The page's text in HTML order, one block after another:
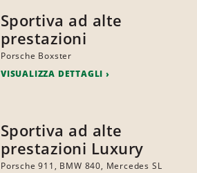
Sportiva ad alte
prestazioni
Porsche Boxster
VISUALIZZA DETTAGLI
Sportiva ad alte
prestazioni Luxury
Porsche 911, BMW 840, Mercedes SL